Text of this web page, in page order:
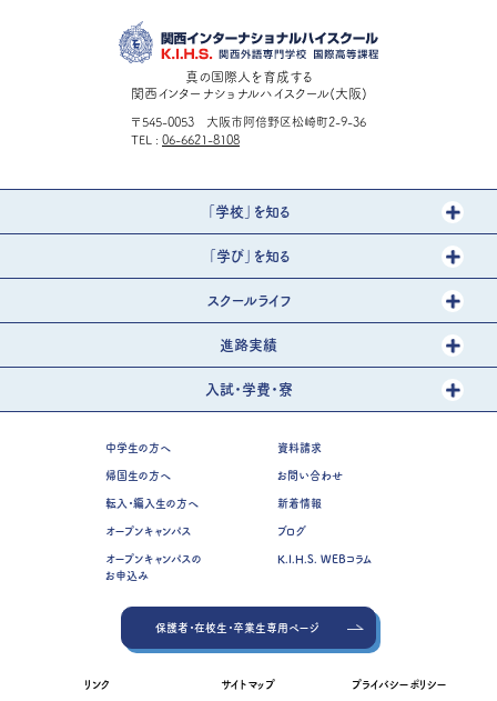
真の国際人を育成する
関西インターナショナルハイスクール(大阪)
〒545-0053 大阪市阿倍野区松崎町2-9-36
TEL
06-6621-8108
「学校」を知る
「学び」を知る
スクールライフ
進路実績
入試・学費・寮
中学生の方へ
帰国生の方へ
転入・編入生の方へ
オープンキャンパス
オープンキャンパスの
お申込み
資料請求
お問い合わせ
新着情報
ブログ
K.I.H.S. WEBコラム
保護者・在校生・卒業生専用ページ
リンク サイトマップ プライバシーポリシー